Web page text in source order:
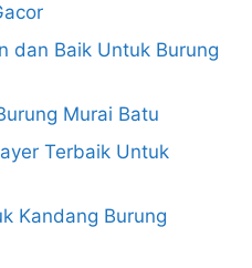
dan Baik Untuk Burung
Murai Batu
Terbaik Untuk
Kandang Burung